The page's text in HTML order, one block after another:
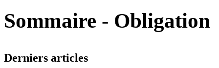
Sommaire - Obligation
Derniers articles